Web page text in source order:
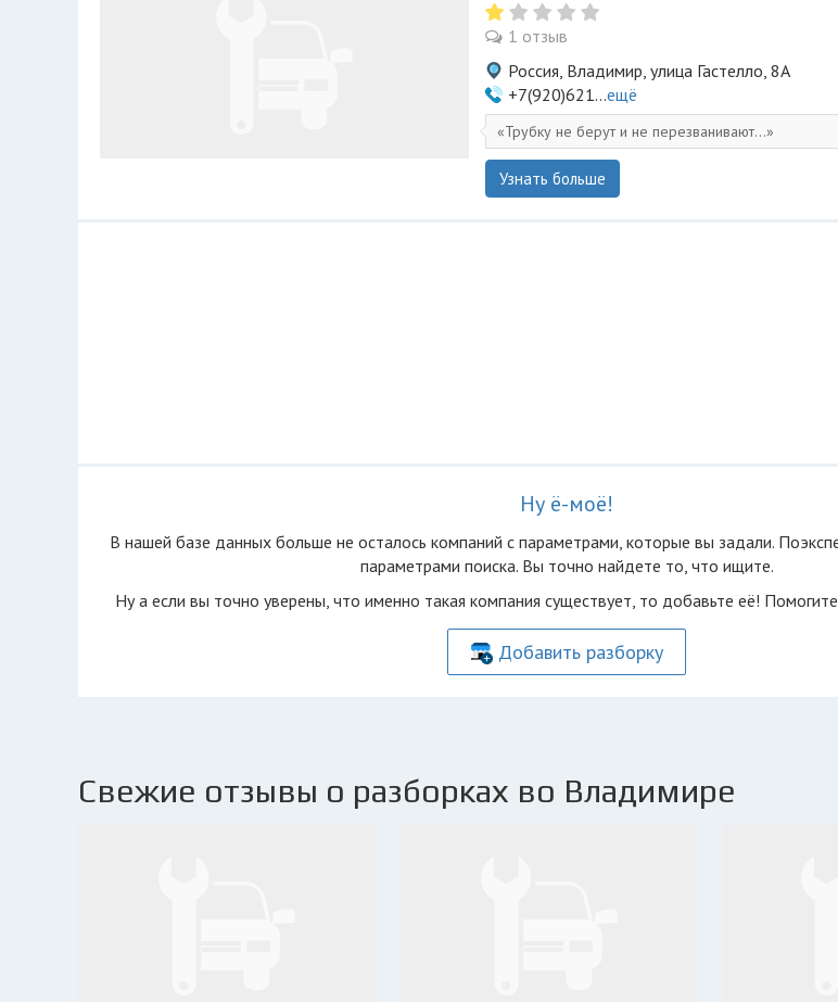
1 отзыв
Россия, Владимир, улица Гастелло, 8А
+7(920)621...ещё
Трубку не берут и не перезванивают...
Узнать больше
Ну ё-моё!
В нашей базе данных больше не осталоcь компаний с параметрами, которые вы задали.
параметрами поиска. Вы точно найдете то, что ищите.
Ну а если вы точно уверены, что именно такая компания существует, то добавьте её!
Добавить разборку
Свежие отзывы о разборках во Владимире